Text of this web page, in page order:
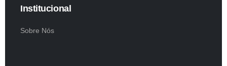
Institucional
Sobre Nós